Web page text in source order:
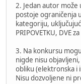
2. Jedan autor
postoje ograničenja
kategoriju,
PRIPOVETKU, DVE
3. Na konkursu
nigde nisu
obliku (elektronska i
Nisu dozvoljene ni